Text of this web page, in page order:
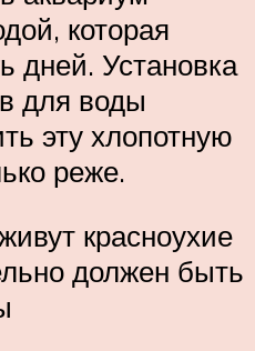
которая
дней. Установка
для воды
эту хлопотную
реже.
красноухие
должен быть